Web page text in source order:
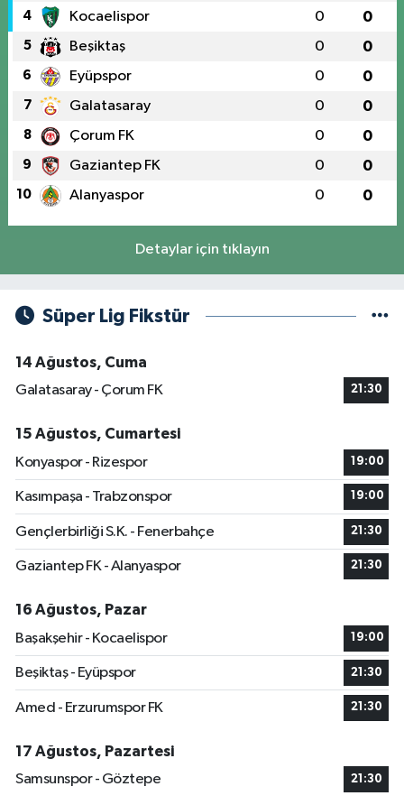
4 Kocaelispor 0 0
5 Beşiktaş 0 0
6 Eyüpspor 0 0
7 Galatasaray 0 0
8 Çorum FK 0 0
9 Gaziantep FK 0 0
10 Alanyaspor 0 0
Detaylar için tıklayın
Süper Lig Fikstür
14 Ağustos, Cuma
Galatasaray - Çorum FK
21:30
15 Ağustos, Cumartesi
Konyaspor - Rizespor
19:00
Kasımpaşa - Trabzonspor 19:00
Gençlerbirliği S.K. - Fenerbahçe 21:30
Gaziantep FK - Alanyaspor 21:30
16 Ağustos, Pazar
Başakşehir - Kocaelispor
19:00
Beşiktaş - Eyüpspor 21:30
Amed - Erzurumspor FK 21:30
17 Ağustos, Pazartesi
Samsunspor - Göztepe
21:30